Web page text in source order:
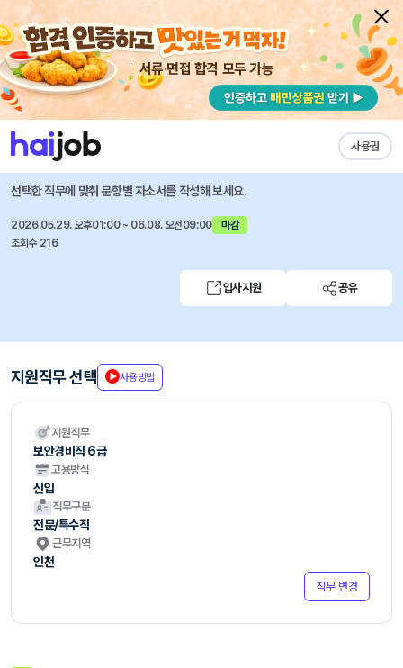
서류·면접 합격 모두 가능
사용권
채용공고 자소서 자유항목 자소서 내 작성목록
인천국제공항보안
[2026-4] 보안경비직 직원 채용 공고
선택한 직무에 맞춰 문항별 자소서를 작성해 보세요.
2026.05.29. 오후01:00 ~ 06.08. 오전09:00
마감
조회수 216
입사지원 공유
지원직무 선택 사용방법
지원직무
보안경비직 6급
고용방식
신입
직무구분
전문/특수직
근무지역
인천
직무 변경